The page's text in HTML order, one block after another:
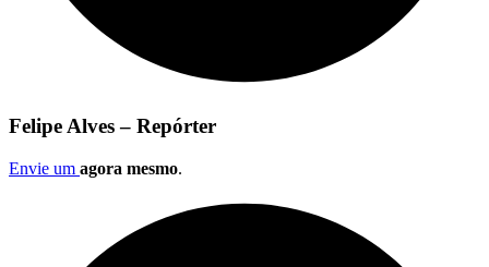
Felipe Alves – Repórter
Envie um agora mesmo.